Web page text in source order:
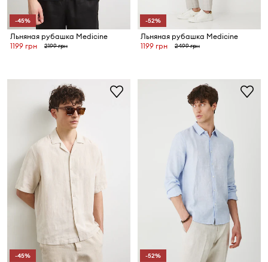
-45%
Льняная рубашка Medicine
1199 грн
2199 грн
-52%
Льняная рубашка Medicine
1199 грн
2499 грн
-45% -52%